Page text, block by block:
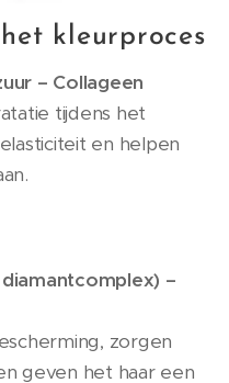
kleurproces
– Collageen
tijdens het
en helpen
–
zorgen
geven het haar een